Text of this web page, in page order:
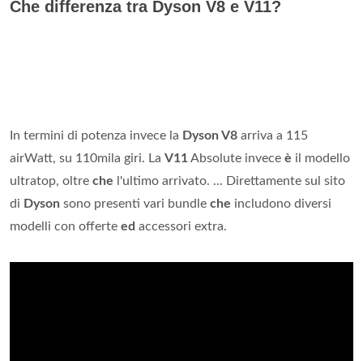
Che differenza tra Dyson V8 e V11?
In termini di potenza invece la Dyson V8 arriva a 115
airWatt, su 110mila giri. La V11Absolute invece è il modello
ultratop, oltre che l'ultimo arrivato. ... Direttamente sul sito
di Dyson sono presenti vari bundle che includono diversi
modelli con offerte ed accessori extra.